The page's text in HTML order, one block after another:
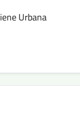
Urbana